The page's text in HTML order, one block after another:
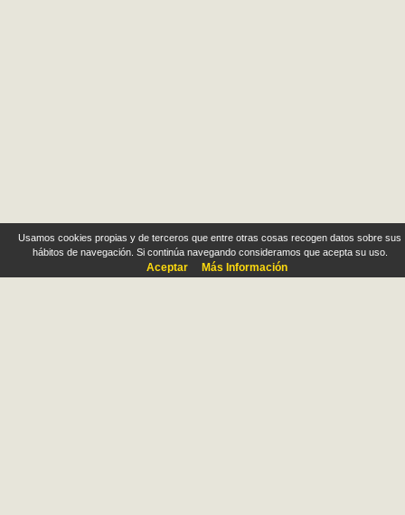
Usamos cookies propias y de terceros que entre otras cosas recogen datos sobre sus
hábitos de navegación. Si continúa navegando consideramos que acepta su uso.
Aceptar Más Información